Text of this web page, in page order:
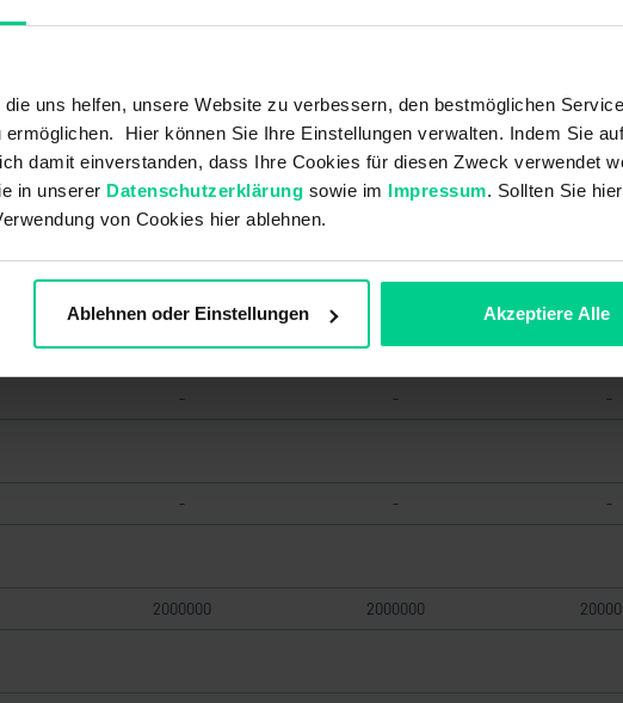
uns helfen, unsere Website zu verbessern, den bestmöglichen
Hier können Sie Ihre Einstellungen verwalten. Indem Sie auf
damit einverstanden, dass Ihre Cookies für diesen Zweck verwendet
in unserer Datenschutzerklärung sowie im Impressum. Sollten Sie
von Cookies hier ablehnen.
Ablehnen oder Einstellungen Akzeptiere Alle
10 VA 10 VA 10
10 W
- 0,5 A
- - -
- - -
2000000 2000000